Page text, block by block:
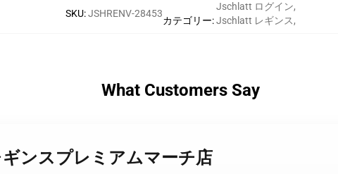
SKU:JSHRENV-28453
カテゴリー:
Jschlatt ログイン,
Jschlatt レギンス,
What Customers Say
ンスプレミアムマーチ店